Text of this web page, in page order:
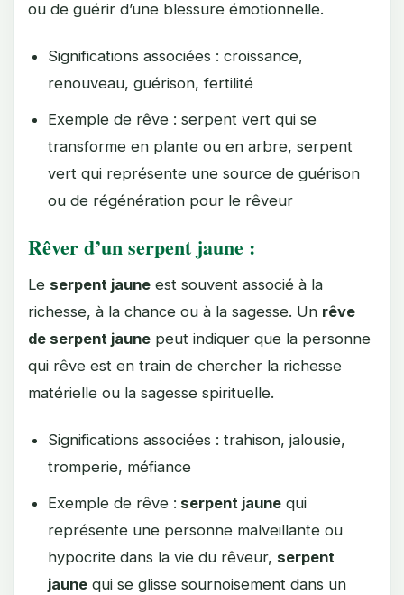
ou de guérir d’une blessure émotionnelle.
Significations associées : croissance,
renouveau, guérison, fertilité
Exemple de rêve : serpent vert qui se
transforme en plante ou en arbre, serpent
vert qui représente une source de guérison
ou de régénération pour le rêveur
Rêver d’un serpent jaune :
Le serpent jaune est souvent associé à la
richesse, à la chance ou à la sagesse. Un rêve
de serpent jaune peut indiquer que la personne
qui rêve est en train de chercher la richesse
matérielle ou la sagesse spirituelle.
Significations associées : trahison, jalousie,
tromperie, méfiance
Exemple de rêve : serpent jaune qui
représente une personne malveillante ou
hypocrite dans la vie du rêveur, serpent
jaune qui se glisse sournoisement dans un